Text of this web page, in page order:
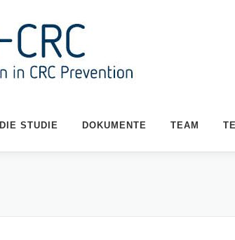
DIE STUDIE DOKUMENTE TEAM